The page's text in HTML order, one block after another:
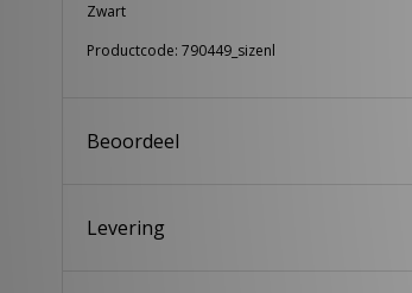
Zwart
Productcode: 790449_sizenl
Beoordeel
Levering